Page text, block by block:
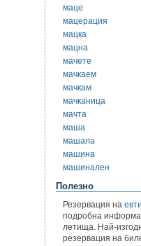
маце
мацерация
мацка
мацна
мачете
мачкаем
мачкам
мачканица
мачта
маша
машала
машина
машинален
Полезно
Резервация на
подробна
летища. Най-
резервация на